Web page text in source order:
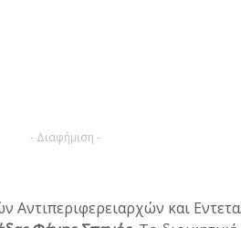
- Διαφήμιση -
Αντιπεριφερειαρχών και